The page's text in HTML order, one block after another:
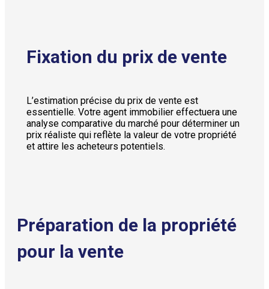
Fixation du prix de vente
L’estimation précise du prix de vente est
essentielle. Votre agent immobilier effectuera une
analyse comparative du marché pour déterminer un
prix réaliste qui reflète la valeur de votre propriété
et attire les acheteurs potentiels.
Préparation de la propriété
pour la vente